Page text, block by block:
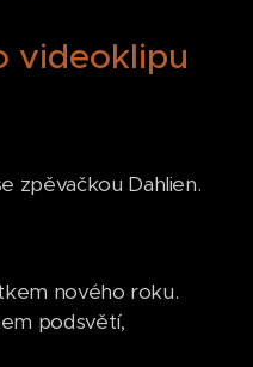
videoklipu
zpěvačkou Dahlien.
nového roku.
podsvětí,